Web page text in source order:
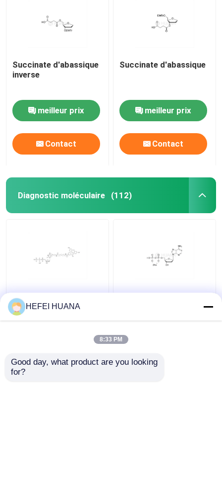
Succinate d'abassique
inverse
meilleur prix
Contact
Succinate d'abassique
meilleur prix
Contact
Diagnostic moléculaire (112)
Fluorescéine-12-dUTP
Solution de sodium de
1 mM
DADP sel disodique
HEFEI HUANA
8:33 PM
Good day, what product are you looking
for?